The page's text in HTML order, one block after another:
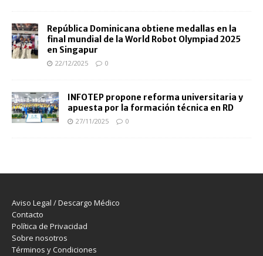
República Dominicana obtiene medallas en la
final mundial de la World Robot Olympiad 2025
en Singapur
22/12/2025 0
INFOTEP propone reforma universitaria y
apuesta por la formación técnica en RD
27/11/2025 0
Aviso Legal / Descargo Médico
Contacto
Política de Privacidad
Sobre nosotros
Términos y Condiciones